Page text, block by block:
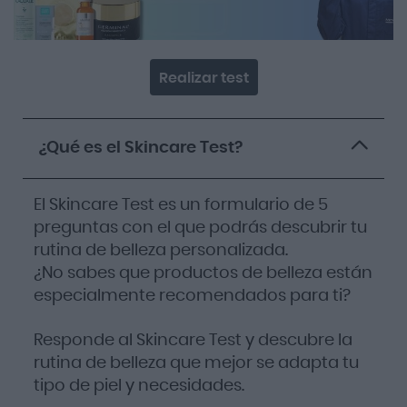
Realizar test
¿Qué es el Skincare Test?
El Skincare Test es un formulario de 5
preguntas con el que podrás descubrir tu
rutina de belleza personalizada.
¿No sabes que productos de belleza están
especialmente recomendados para ti?
Responde al Skincare Test y descubre la
rutina de belleza que mejor se adapta tu
tipo de piel y necesidades.